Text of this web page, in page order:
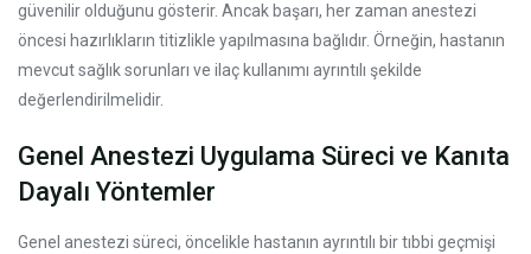
güvenilir olduğunu gösterir. Ancak başarı, her zaman anestezi
öncesi hazırlıkların titizlikle yapılmasına bağlıdır. Örneğin, hastanın
mevcut sağlık sorunları ve ilaç kullanımı ayrıntılı şekilde
değerlendirilmelidir.
Genel Anestezi Uygulama Süreci ve Kanıta
Dayalı Yöntemler
Genel anestezi süreci, öncelikle hastanın ayrıntılı bir tıbbi geçmişi